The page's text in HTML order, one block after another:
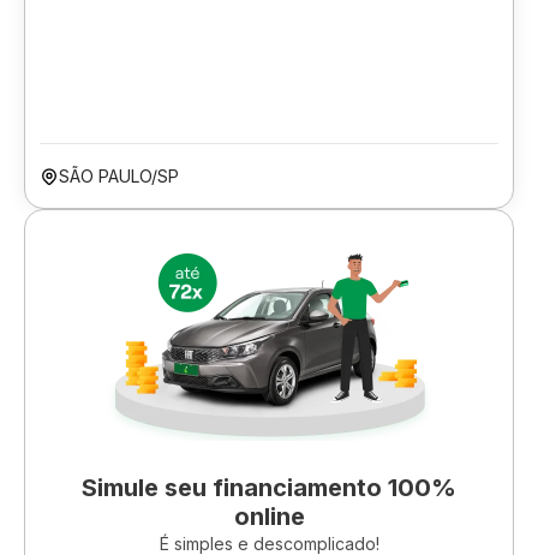
SÃO PAULO/SP
Simule seu financiamento 100%
online
É simples e descomplicado!